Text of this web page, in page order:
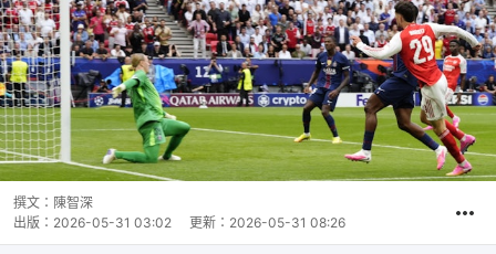
撰文： 陳智深
出版： 2026-05-31 03:02 更新： 2026-05-31 08:26